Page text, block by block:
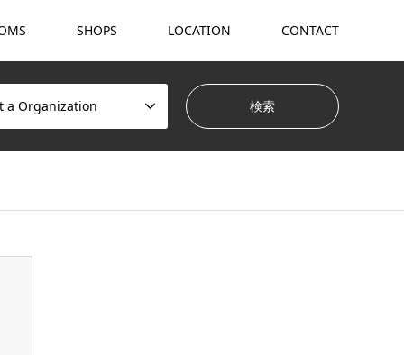
SHOPS LOCATION CONTACT
a Organization